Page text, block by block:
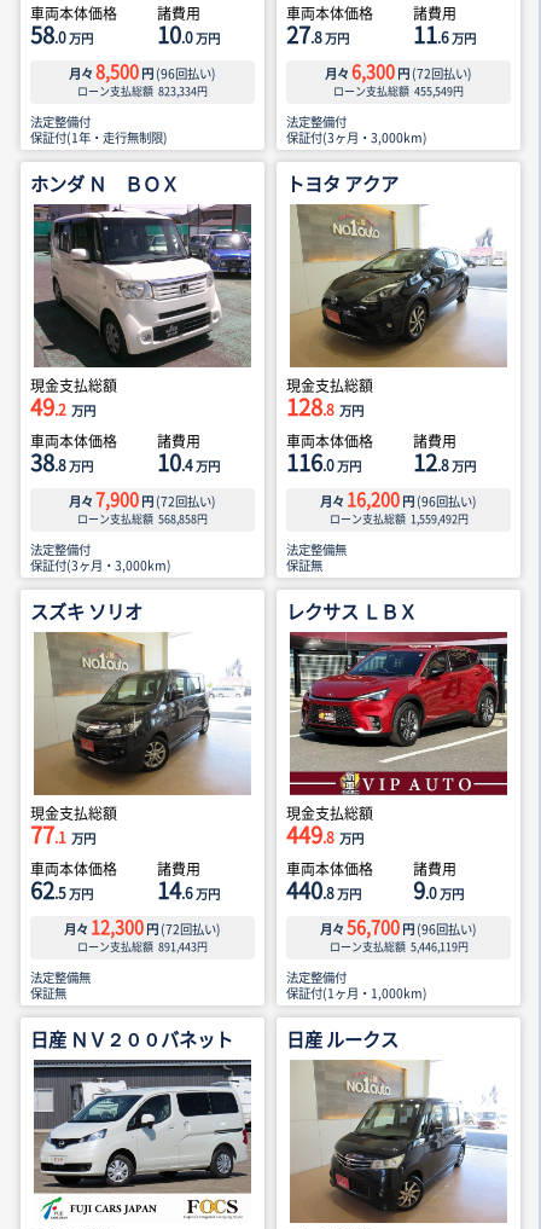
車両本体価格
58.0万円
諸費用
10.0万円
月々 8,500 円 (96回払い)
ローン支払総額 823,334円
法定整備付
保証付(1年・走行無制限)
車両本体価格
27.8万円
諸費用
11.6万円
月々 6,300 円 (72回払い)
ローン支払総額 455,549円
法定整備付
保証付(3ヶ月・3,000km)
ホンダ Ｎ ＢＯＸ
現金支払総額
49.2 万円
車両本体価格
38.8万円
諸費用
10.4万円
月々 7,900 円 (72回払い)
ローン支払総額 568,858円
法定整備付
保証付(3ヶ月・3,000km)
トヨタ アクア
現金支払総額
128.8 万円
車両本体価格
116.0万円
諸費用
12.8万円
月々 16,200 円 (96回払い)
ローン支払総額 1,559,492円
法定整備無
保証無
スズキ ソリオ
現金支払総額
77.1 万円
車両本体価格
62.5万円
諸費用
14.6万円
月々 12,300 円 (72回払い)
ローン支払総額 891,443円
法定整備無
保証無
レクサス ＬＢＸ
現金支払総額
449.8 万円
車両本体価格
440.8万円
諸費用
9.0万円
月々 56,700 円 (96回払い)
ローン支払総額 5,446,119円
法定整備付
保証付(1ヶ月・1,000km)
日産 ＮＶ２００バネット 日産 ルークス